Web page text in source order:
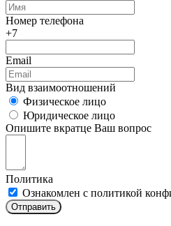
Номер телефона
+7
Email
Вид взаимоотношений
Физическое лицо
Юридическое лицо
Опишите вкратце Ваш вопрос
Политика
Ознакомлен с политикой
Отправить